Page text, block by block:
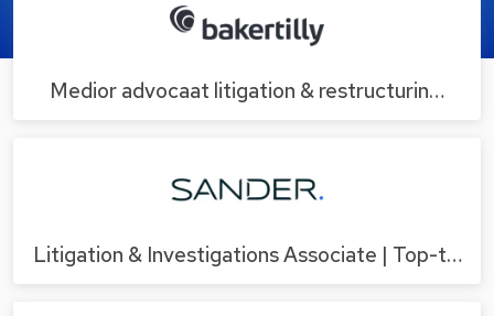
Medior advocaat litigation & restructurin…
Litigation & Investigations Associate | Top-t…